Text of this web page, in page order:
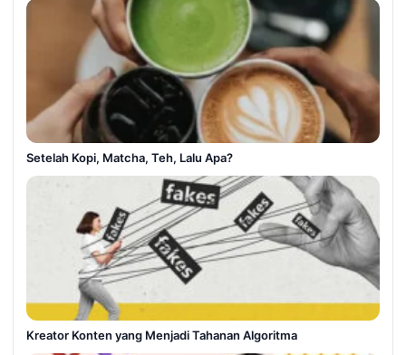
Setelah Kopi, Matcha, Teh, Lalu Apa?
Kreator Konten yang Menjadi Tahanan Algoritma